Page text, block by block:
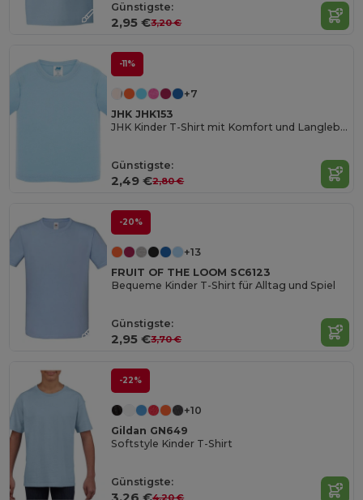
Günstigste:
2,95 €3,20 €
-11%
+7
JHK JHK153
JHK Kinder T-Shirt mit Komfort und Langlebigkeit
Günstigste:
2,49 €2,80 €
-20%
+13
FRUIT OF THE LOOM SC6123
Bequeme Kinder T-Shirt für Alltag und Spiel
Günstigste:
2,95 €3,70 €
-22%
+10
Gildan GN649
Softstyle Kinder T-Shirt
Günstigste:
4,20 €